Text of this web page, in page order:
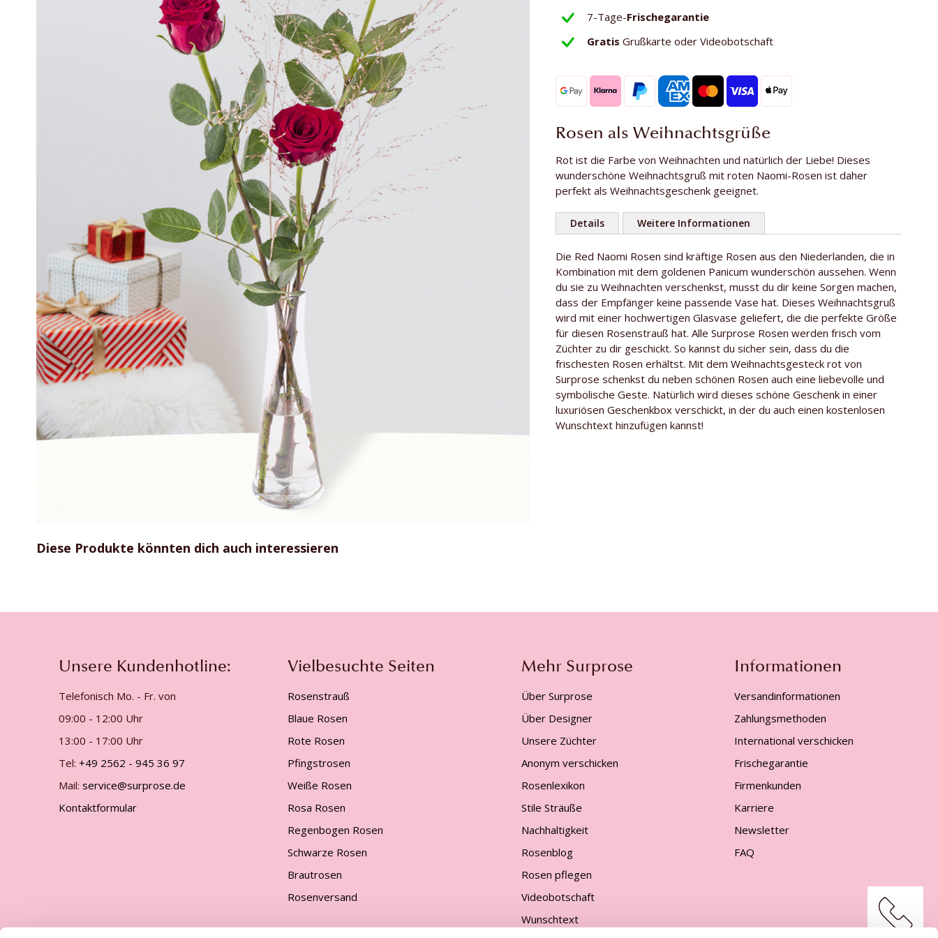
7-Tage-Frischegarantie
Gratis Grußkarte oder Videobotschaft
Rosen als Weihnachtsgrüße
Rot ist die Farbe von Weihnachten und natürlich der Liebe! Dieses
wunderschöne Weihnachtsgruß mit roten Naomi-Rosen ist daher
perfekt als Weihnachtsgeschenk geeignet.
Details
Weitere
Informationen
Anzahl Rosen
3
Länge der Rose
ca. 60 cm
Herkunft
Die Niederlande
Gärtner
Meewisse Roses
Besonderheiten
Gratis Glasvase
Rosensorte
Red Naomi
Weitere Informationen
Die Red Naomi Rosen sind kräftige Rosen aus den Niederlanden, die in
Kombination mit dem goldenen Panicum wunderschön aussehen. Wenn
du sie zu Weihnachten verschenkst, musst du dir keine Sorgen machen,
dass der Empfänger keine passende Vase hat. Dieses Weihnachtsgruß
wird mit einer hochwertigen Glasvase geliefert, die die perfekte Größe
für diesen Rosenstrauß hat. Alle Surprose Rosen werden frisch vom
Züchter zu dir geschickt. So kannst du sicher sein, dass du die
frischesten Rosen erhältst. Mit dem Weihnachtsgesteck rot von
Surprose schenkst du neben schönen Rosen auch eine liebevolle und
symbolische Geste. Natürlich wird dieses schöne Geschenk in einer
luxuriösen Geschenkbox verschickt, in der du auch einen kostenlosen
Wunschtext hinzufügen kannst!
Anfang
Diese Produkte könnten dich auch interessieren
Unsere Kundenhotline:
Telefonisch Mo. - Fr. von
09:00 - 12:00 Uhr
13:00 - 17:00 Uhr
Tel: +49 2562 - 945 36 97
Mail: service@surprose.de
Kontaktformular
Vielbesuchte Seiten
Rosenstrauß
Blaue Rosen
Rote Rosen
Pfingstrosen
Weiße Rosen
Rosa Rosen
Regenbogen Rosen
Schwarze Rosen
Brautrosen
Rosenversand
Mehr Surprose
Über Surprose
Über Designer
Unsere Züchter
Anonym verschicken
Rosenlexikon
Stile Sträuße
Nachhaltigkeit
Rosenblog
Rosen pflegen
Videobotschaft
Wunschtext
Informationen
Versandinformationen
Zahlungsmethoden
International verschicken
Frischegarantie
Firmenkunden
Karriere
Newsletter
FAQ